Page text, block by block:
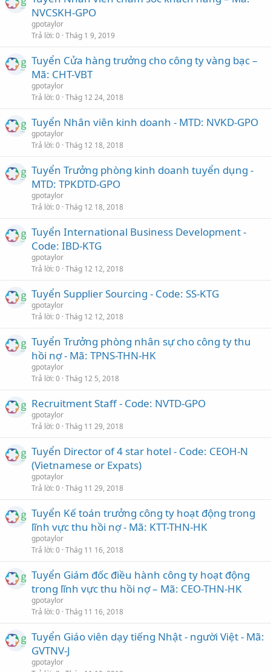
NVCSKH-GPO
gpotaylor
Trả lời 0 Thág 1 9, 2019
Tuyển Cửa hàng trưởng cho công ty vàng bạc –
Mã: CHT-VBT
gpotaylor
Trả lời 0 Thág 12 24, 2018
Tuyển Nhân viên kinh doanh - MTD: NVKD-GPO
gpotaylor
Trả lời 0 Thág 12 18, 2018
Tuyển Trưởng phòng kinh doanh tuyển dụng -
MTD: TPKDTD-GPO
gpotaylor
Trả lời 0 Thág 12 18, 2018
Tuyển International Business Development -
Code: IBD-KTG
gpotaylor
Trả lời 0 Thág 12 12, 2018
Tuyển Supplier Sourcing - Code: SS-KTG
gpotaylor
Trả lời 0 Thág 12 12, 2018
Tuyển Trưởng phòng nhân sự cho công ty thu
hồi nợ - Mã: TPNS-THN-HK
gpotaylor
Trả lời 0 Thág 12 5, 2018
Recruitment Staff - Code: NVTD-GPO
gpotaylor
Trả lời 0 Thág 11 29, 2018
Tuyển Director of 4 star hotel - Code: CEOH-N
(Vietnamese or Expats)
gpotaylor
Trả lời 0 Thág 11 29, 2018
Tuyển Kế toán trưởng công ty hoạt động trong
lĩnh vực thu hồi nợ - Mã: KTT-THN-HK
gpotaylor
Trả lời 0 Thág 11 16, 2018
Tuyển Giám đốc điều hành công ty hoạt động
trong lĩnh vực thu hồi nợ – Mã: CEO-THN-HK
gpotaylor
Trả lời 0 Thág 11 16, 2018
Tuyển Giáo viên dạy tiếng Nhật - người Việt - Mã:
GVTNV-J
gpotaylor